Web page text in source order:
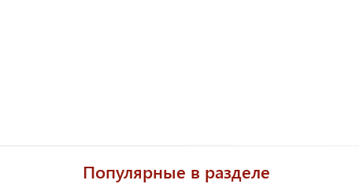
Популярные в разделе